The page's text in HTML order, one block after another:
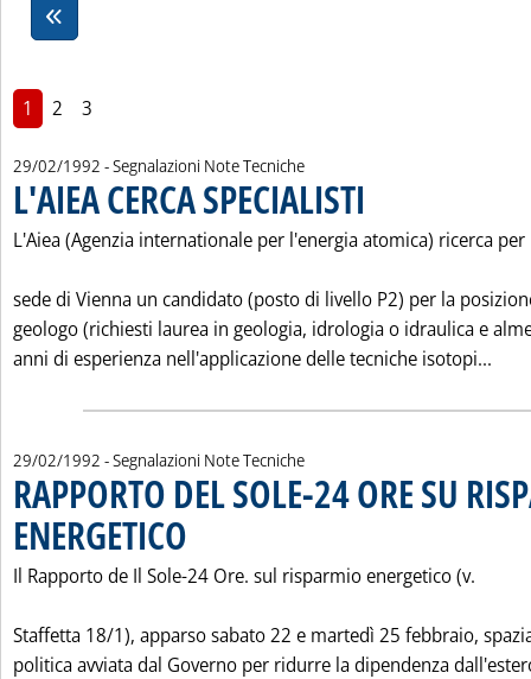
1 2 3
29/02/1992 - Segnalazioni Note Tecniche
L'AIEA CERCA SPECIALISTI
L'Aiea (Agenzia internationale per l'energia atomica) ricerca per
sede di Vienna un candidato (posto di livello P2) per la
geologo (richiesti laurea in geologia, idrologia o idraulica e
anni di esperienza nell'applicazione delle tecniche isotopi...
29/02/1992 - Segnalazioni Note Tecniche
RAPPORTO DEL SOLE-24 ORE SU
ENERGETICO
Il Rapporto de Il Sole-24 Ore. sul risparmio energetico (v.
Staffetta 18/1), apparso sabato 22 e martedì 25 febbraio,
politica avviata dal Governo per ridurre la dipendenza